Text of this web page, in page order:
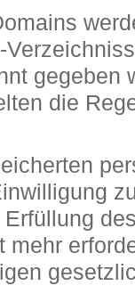
gegeben
die
mehr